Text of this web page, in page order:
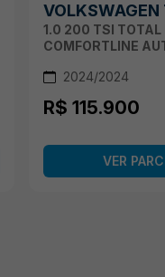
VOLKSWAGEN
1.0 200 TSI TOTAL
COMFORTLINE
2024/2024
R$ 115.900
VER